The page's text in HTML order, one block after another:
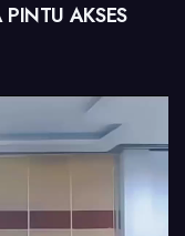
AKSES